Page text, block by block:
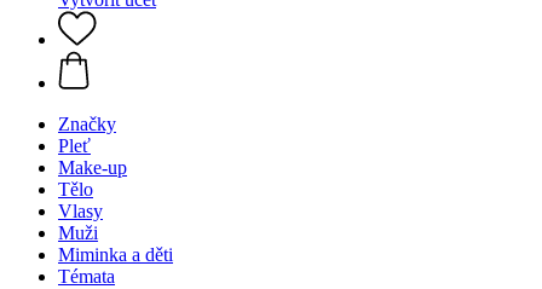
Značky
Pleť
Make-up
Tělo
Vlasy
Muži
Miminka a děti
Témata